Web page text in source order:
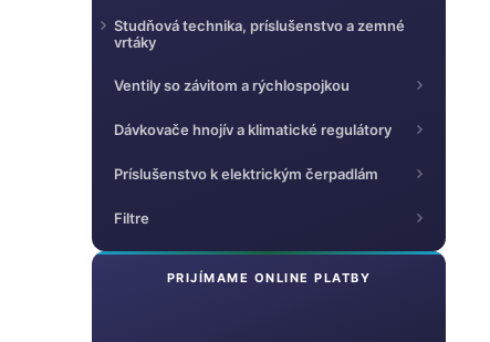
Studňová technika, príslušenstvo a zemné
vrtáky
Ventily so závitom a rýchlospojkou
Dávkovače hnojív a klimatické regulátory
Príslušenstvo k elektrickým čerpadlám
Filtre
PRIJÍMAME ONLINE PLATBY